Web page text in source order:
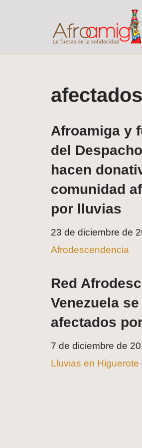
Afroamiga y
del
hacen
comunidad
por lluvias
23 de diciembre de
Afrodescendencia
Red
Venezuela
afectados
7 de diciembre de
Lluvias en Higuerote